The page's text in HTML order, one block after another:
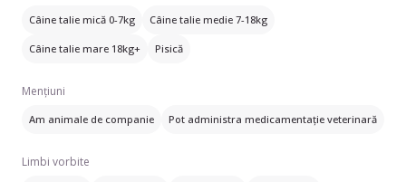
Câine talie mică 0-7kg Câine talie medie 7-18kg
Câine talie mare 18kg+ Pisică
Mențiuni
Am animale de companie Pot administra medicamentație veterinară
Limbi vorbite